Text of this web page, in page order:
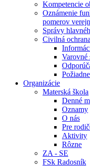
Kompetencie
Oznámenie
pomerov
Správy
Civilná ochrana
Varovné
Organizácie
Materská škola
Denné
Oznamy
O nás
Pre
Aktivity
Rôzne
ZA - SE
FSk Radosník